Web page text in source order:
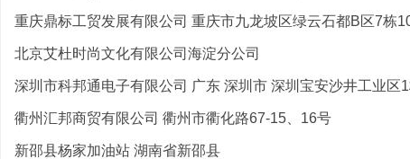
重庆鼎标工贸发展有限公司 重庆市九龙坡区绿云石都B区7栋
北京艾杜时尚文化有限公司海淀分公司
深圳市科邦通电子有限公司 广东 深圳市 深圳宝安沙井工业区
衢州汇邦商贸有限公司 衢州市衢化路67-15、16号
新邵县杨家加油站 湖南省新邵县